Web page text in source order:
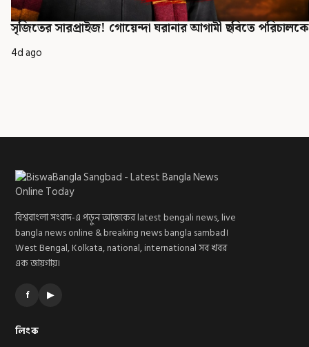
সৃজিতের সারপ্রাইজ! গোয়েন্দা ঘরানার আগামী ছবিতে
4d ago
বিশ্ববাংলা সংবাদ-এ পড়ুন আজকের latest bengali news, live
bangla news online & breaking news bangla sambad।
West Bengal, Kolkata, national, international সব খবর
এক জায়গায়।
f ▶
লিংক